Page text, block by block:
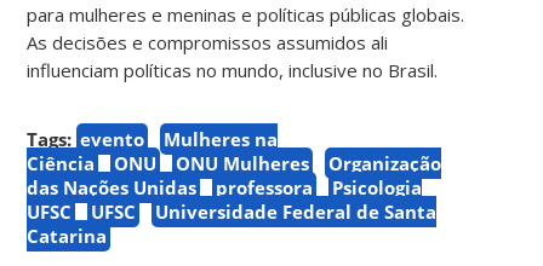
para mulheres e meninas e políticas públicas globais.
As decisões e compromissos assumidos ali
influenciam políticas no mundo, inclusive no Brasil.
Tags: evento
Mulheres na
Ciência
ONU ONU Mulheres
Organização
das Nações Unidas
professora
Psicologia
UFSC
UFSC
Universidade Federal de Santa
Catarina